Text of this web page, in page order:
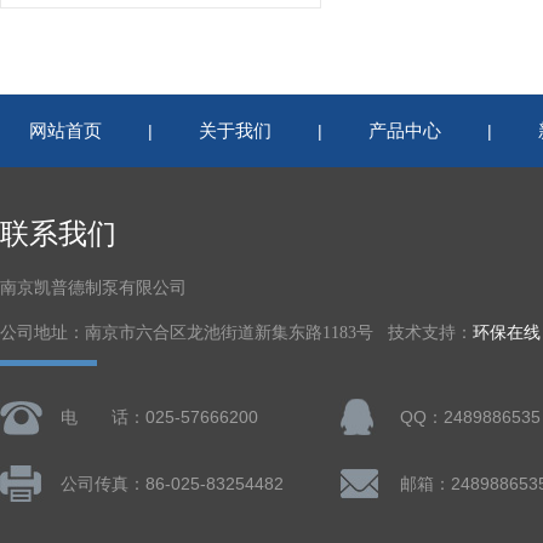
网站首页 | 关于我们 | 产品中心 |
联系我们
南京凯普德制泵有限公司
公司地址：南京市六合区龙池街道新集东路1183号 技术支持： 环保在线
电 话：025-57666200 QQ：2489886535
公司传真：86-025-83254482 邮箱：